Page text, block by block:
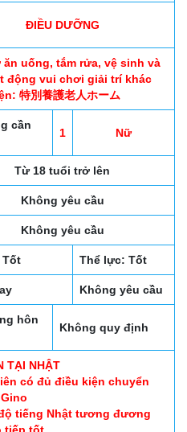
ĐIỀU DƯỠNG
ăn uống, tắm rửa, vệ sinh và
động vui chơi giải trí khác
特別養護老人ホーム
cần
1 Nữ
Từ 18 tuổi trở lên
Không yêu cầu
Không yêu cầu
Thể lực: Tốt
Không yêu cầu
hôn
Không quy định
TẠI NHẬT
có đủ điều kiện chuyển
tiếng Nhật tương đương